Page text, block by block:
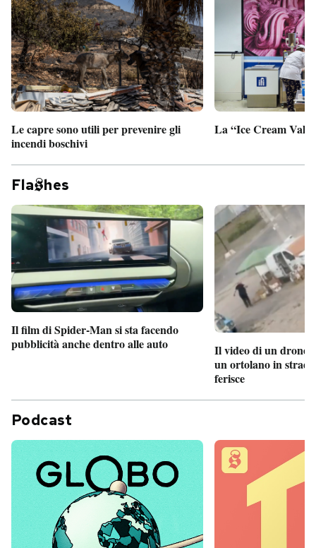
Le capre sono utili per prevenire gli
incendi boschivi
La “Ice Cream
Fla hes
Il film di Spider-Man si sta facendo
pubblicità anche dentro alle auto
Il video di un drone
un ortolano in
ferisce
Podcast